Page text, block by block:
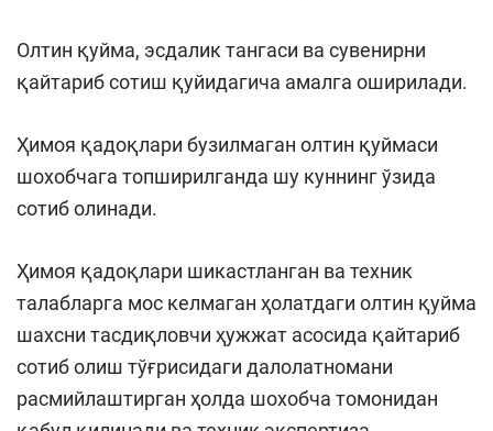
Олтин қуйма, эсдалик тангаси ва сувенирни
қайтариб сотиш қуйидагича амалга оширилади.
Ҳимоя қадоқлари бузилмаган олтин қуймаси
шохобчага топширилганда шу куннинг ўзида
сотиб олинади.
Ҳимоя қадоқлари шикастланган ва техник
талабларга мос келмаган ҳолатдаги олтин қуйма
шахсни тасдиқловчи ҳужжат асосида қайтариб
сотиб олиш тўғрисидаги далолатномани
расмийлаштирган ҳолда шохобча томонидан